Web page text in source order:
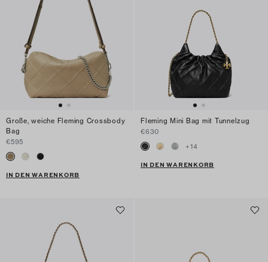
Große, weiche Fleming Crossbody
Bag
€595
IN DEN WARENKORB
Fleming Mini Bag mit Tunnelzug
€630
+14
IN DEN WARENKORB